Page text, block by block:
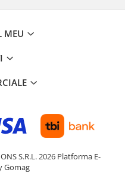
MEU
S.R.L. 2026 Platforma E-
Gomag